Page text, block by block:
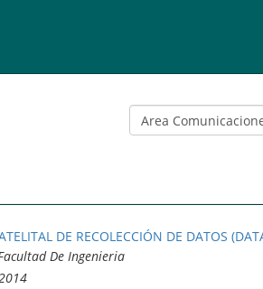
DE RECOLECCIÓN DE DATOS
De Ingenieria